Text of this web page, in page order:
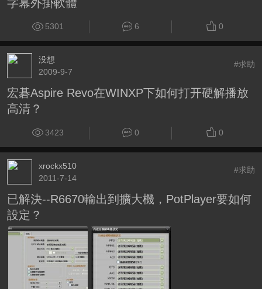
字幕外掛軟體
5301 6 0
没想
2009-9-7
#求助
宏碁Aspire Revo在WINXP下如何打开硬解播放
高清？
3423 0 0
xrockx510
2011-7-14
#求助
已解決--R6670輸出到擴大機，PotPlayer要如何
設定？